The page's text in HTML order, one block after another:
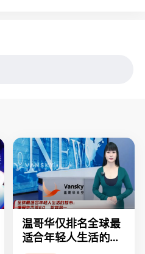
温哥华仅排名全球最
适合年轻人生活的城
市第60